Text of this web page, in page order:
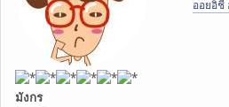
มังกร
ออยอิชี่